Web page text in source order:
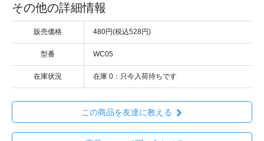
その他の詳細情報
販売価格 480円(税込528円)
型番 WC05
在庫状況 在庫 0：只今入荷待ちです
この商品を友達に教える